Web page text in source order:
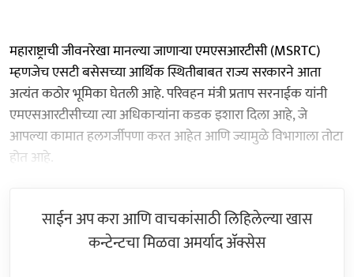
महाराष्ट्राची जीवनरेखा मानल्या जाणाऱ्या एमएसआरटीसी (MSRTC)
म्हणजेच एसटी बसेसच्या आर्थिक स्थितीबाबत राज्य सरकारने आता
अत्यंत कठोर भूमिका घेतली आहे. परिवहन मंत्री प्रताप सरनाईक यांनी
एमएसआरटीसीच्या त्या अधिकाऱ्यांना कडक इशारा दिला आहे, जे
आपल्या कामात हलगर्जीपणा करत आहेत आणि ज्यामुळे विभागाला तोटा
होत आहे.
साईन अप करा आणि वाचकांसाठी लिहिलेल्या खास
कन्टेन्टचा मिळवा अमर्याद ॲक्सेस